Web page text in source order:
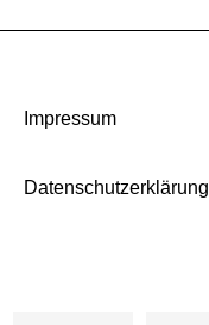
Impressum
Datenschutzerklärung